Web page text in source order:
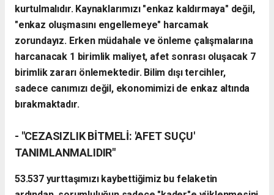
kurtulmalıdır. Kaynaklarımızı "enkaz kaldırmaya" değil,
"enkaz oluşmasını engellemeye" harcamak
zorundayız. Erken müdahale ve önleme çalışmalarına
harcanacak 1 birimlik maliyet, afet sonrası oluşacak 7
birimlik zararı önlemektedir. Bilim dışı tercihler,
sadece canımızı değil, ekonomimizi de enkaz altında
bırakmaktadır.
- "CEZASIZLIK BİTMELİ: 'AFET SUÇU'
TANIMLANMALIDIR"
53.537 yurttaşımızı kaybettiğimiz bu felaketin